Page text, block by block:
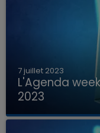
7 juillet 2023
L'Agenda
2023
Que faire ce
France, la Marne